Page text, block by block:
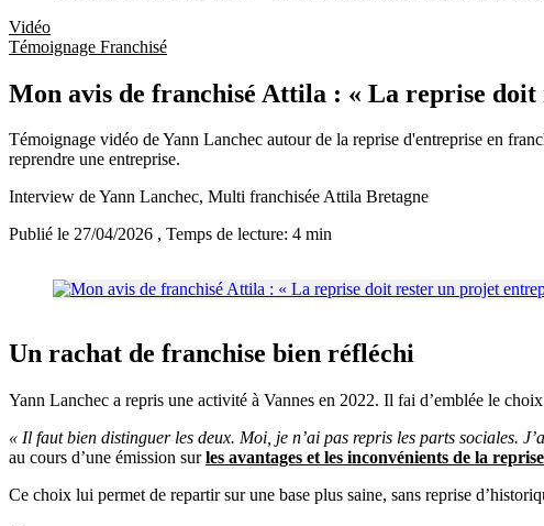
Vidéo
Témoignage Franchisé
Mon avis de franchisé Attila : « La reprise
Témoignage vidéo de Yann Lanchec autour de la reprise d'entreprise en
reprendre une entreprise.
Interview de Yann Lanchec, Multi franchisée Attila Bretagne
Publié le 27/04/2026 , Temps de lecture: 4 min
Un rachat de franchise bien réfléchi
Yann Lanchec a repris une activité à Vannes en 2022. Il fai d’emblée le
« Il faut bien distinguer les deux. Moi, je n’ai pas repris les parts sociales.
au cours d’une émission surles avantages et les inconvénients de la
Ce choix lui permet de repartir sur une base plus saine, sans reprise